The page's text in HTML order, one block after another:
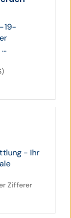
19-
- Ihr
Zifferer